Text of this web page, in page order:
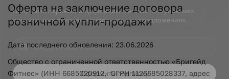
Оферта на заключение договора
розничной купли-продажи
Дата последнего обновления: 23.06.2026
Общество с ограниченной ответственностью «Бригейд
Фитнес» (ИНН 6685020912, ОГРН 1126685028337, адрес
Получайте первыми информацию о новых поступлениях,
специальных скидках и персональных предложениях.
Оформить подписку